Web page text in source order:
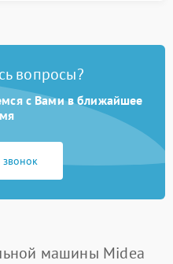
вопросы?
с Вами в ближайшее
звонок
машины Midea